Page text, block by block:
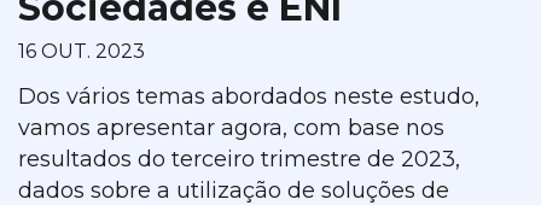
16 OUT. 2023
Dos vários temas abordados neste estudo,
vamos apresentar agora, com base nos
resultados do terceiro trimestre de 2023,
dados sobre a utilização de soluções de